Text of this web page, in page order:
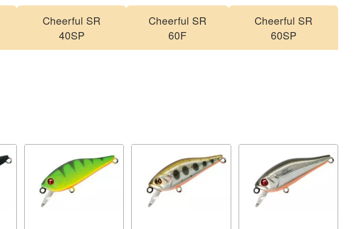
Cheerful SR
40SP
Cheerful SR
60F
Cheerful SR
60SP